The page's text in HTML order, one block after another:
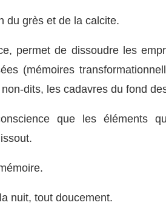
du grès et de la calcite.
permet de dissoudre les
(mémoires
dits, les cadavres du fond
que les éléments
nuit, tout doucement.